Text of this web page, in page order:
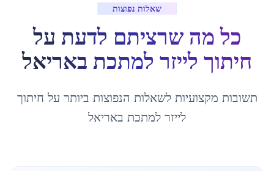
שאלות נפוצות
כל מה שרציתם לדעת על
חיתוך לייזר למתכת באריאל
תשובות מקצועיות לשאלות הנפוצות ביותר על חיתוך
לייזר למתכת באריאל